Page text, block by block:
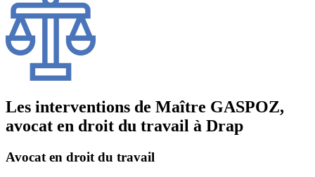
Les interventions de Maître GASPOZ,
avocat en droit du travail à Drap
Avocat en droit du travail